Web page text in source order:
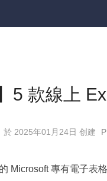
5 款線上
於 2025年01月24日 创建
Microsoft 專有電子表